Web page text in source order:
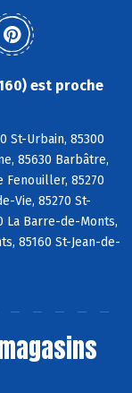
est proche
St-Urbain, 85300
85630 Barbâtre,
Fenouiller, 85270
Vie, 85270 St-
La Barre-de-Monts,
85160 St-Jean-de-